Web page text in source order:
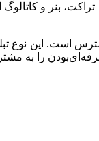
بنر و
است. این نوع
را به